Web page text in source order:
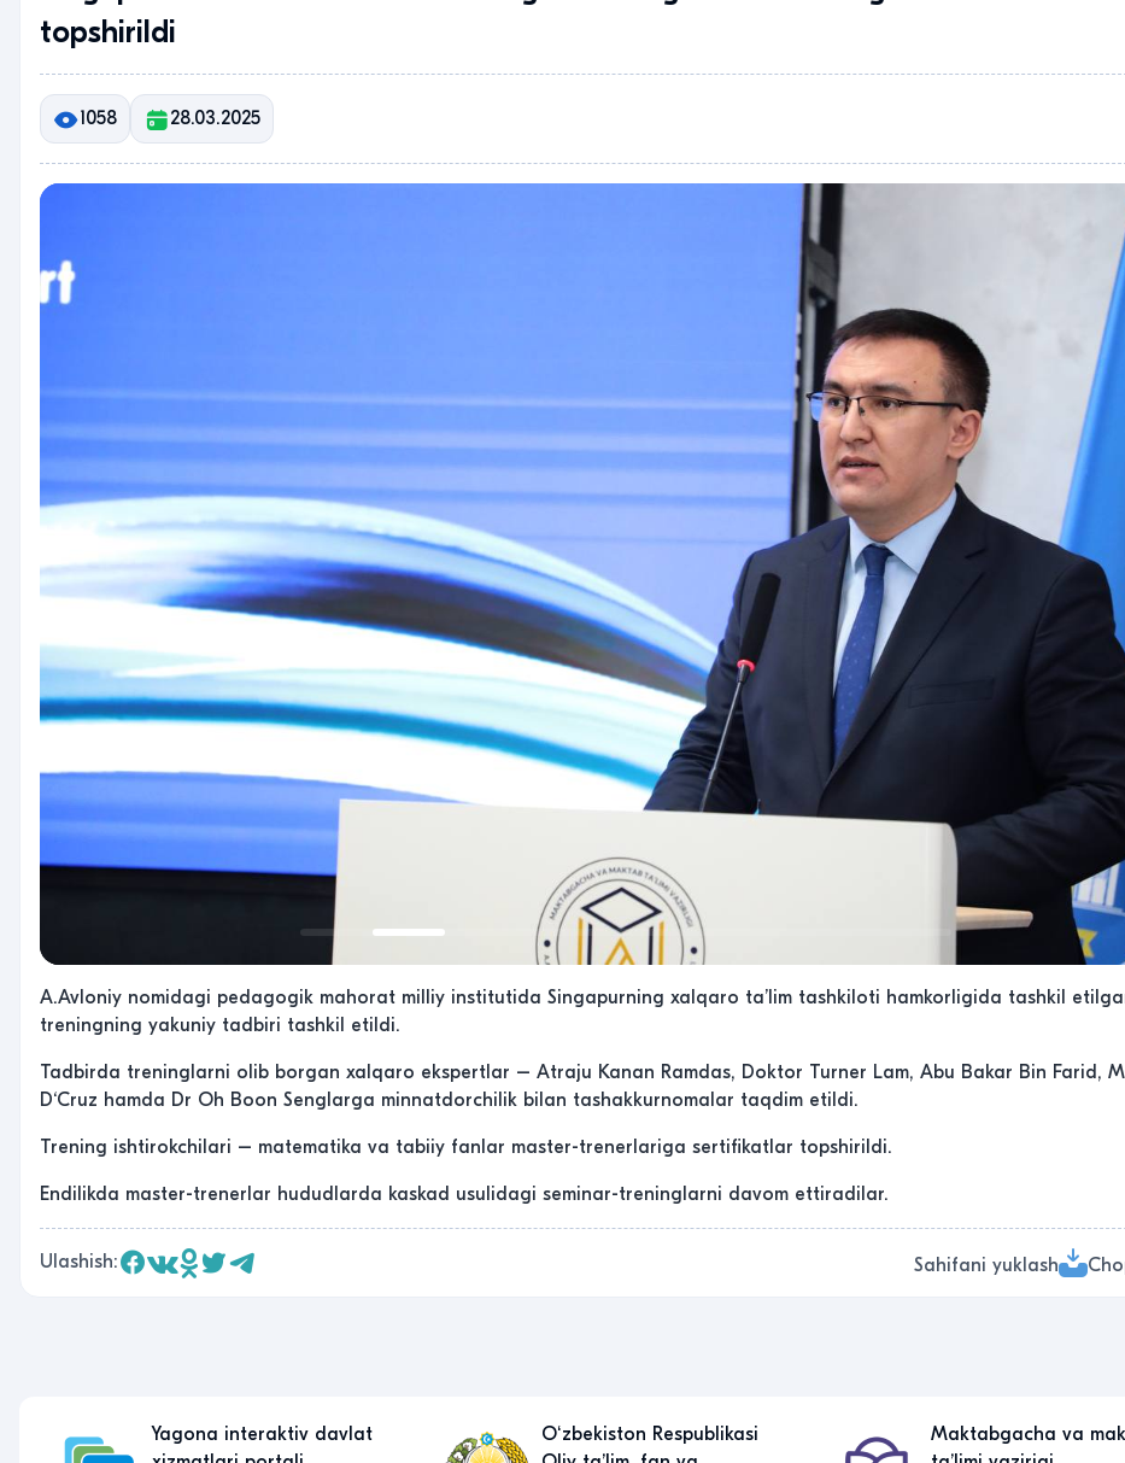
topshirildi
1058 28.03.2025
A.Avloniy nomidagi pedagogik mahorat milliy institutida Singapurning xalqaro ta’lim tashkiloti hamkorligida tashkil
treningning yakuniy tadbiri tashkil etildi.
Tadbirda treninglarni olib borgan xalqaro ekspertlar – Atraju Kanan Ramdas, Doktor Turner Lam, Abu Bakar Bin Farid,
D‘Cruz hamda Dr Oh Boon Senglarga minnatdorchilik bilan tashakkurnomalar taqdim etildi.
Trening ishtirokchilari – matematika va tabiiy fanlar master-trenerlariga sertifikatlar topshirildi.
Endilikda master-trenerlar hududlarda kaskad usulidagi seminar-treninglarni davom ettiradilar.
Ulashish: Sahifani yuklash
Yagona interaktiv davlat
Oʻzbekiston Respublikasi
Maktabgacha va